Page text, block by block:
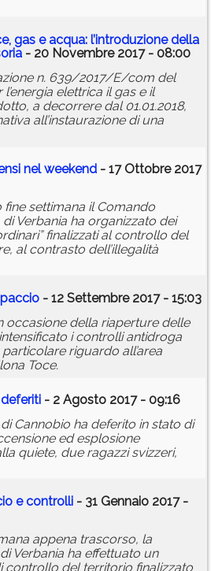
gas e acqua: l’introduzione della
- 20 Novembre 2017 - 08:00
n. 639/2017/E/com del
l’energia elettrica il gas e il
a decorrere dal 01.01.2018,
all’instaurazione di una
nel weekend - 17 Ottobre 2017
settimana il Comando
Verbania ha organizzato dei
finalizzati al controllo del
al contrasto dell’illegalità
- 12 Settembre 2017 - 15:03
occasione della riaperture delle
i controlli antidroga
riguardo all’area
Toce.
- 2 Agosto 2017 - 09:16
Cannobio ha deferito in stato di
ed esplosione
quiete, due ragazzi svizzeri,
e controlli - 31 Gennaio 2017 -
appena trascorso, la
Verbania ha effettuato un
controllo del territorio finalizzato